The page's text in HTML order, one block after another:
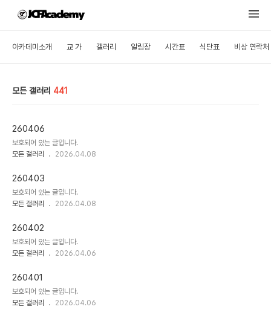
아카데미소개 교 가 갤러리 알림장 시간표 식단표 비상 연락처
모든 갤러리 441
260406
보호되어 있는 글입니다.
모든 갤러리
2026.04.08
260403
보호되어 있는 글입니다.
모든 갤러리
2026.04.08
260402
보호되어 있는 글입니다.
모든 갤러리
2026.04.06
260401
보호되어 있는 글입니다.
모든 갤러리
2026.04.06